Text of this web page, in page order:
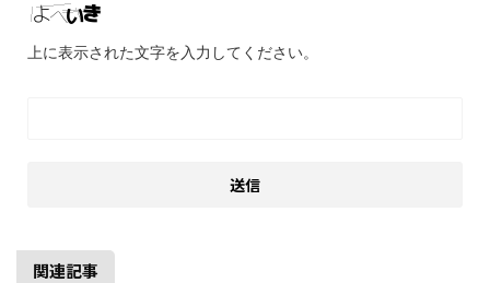
上に表示された文字を入力してください。
関連記事